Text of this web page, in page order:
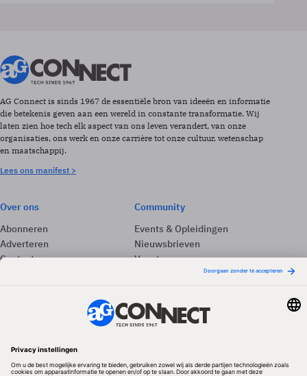
AG Connect is sinds 1967 de essentiële bron van ideeën en informatie
die betekenis geven aan een wereld in constante transformatie. Wij
laten zien hoe tech elk aspect van ons leven verandert, van onze
organisaties, ons werk en onze carrière tot onze cultuur, wetenschap
en maatschappij.
Lees ons manifest >
Over ons
Abonneren
Adverteren
Contact
Community
Events & Opleidingen
Nieuwsbrieven
Vacatures